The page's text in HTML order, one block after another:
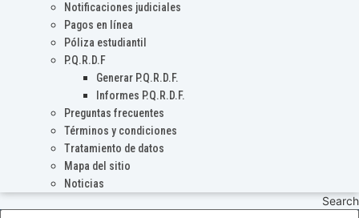
Notificaciones judiciales
Pagos en línea
Póliza estudiantil
P.Q.R.D.F
Generar P.Q.R.D.F.
Informes P.Q.R.D.F.
Preguntas frecuentes
Términos y condiciones
Tratamiento de datos
Mapa del sitio
Noticias
Search